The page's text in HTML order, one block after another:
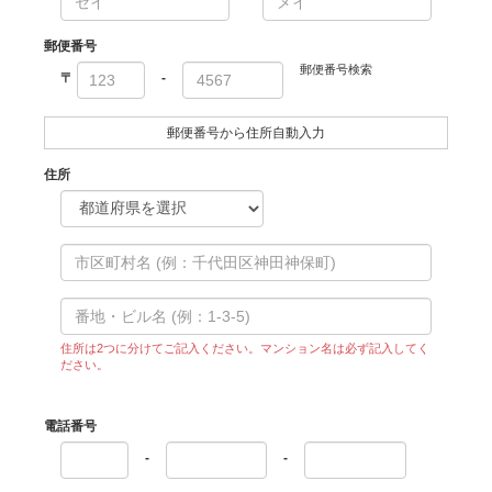
郵便番号
〒 -
郵便番号検索
郵便番号から住所自動入力
住所
住所は2つに分けてご記入ください。マンション名は必ず記入してく
ださい。
電話番号
- -